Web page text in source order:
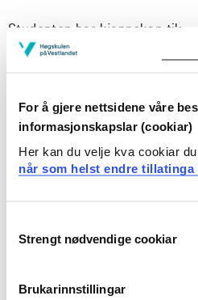
For å gjere nettsidene våre
informasjonskapslar (cookiar)
Her kan du velje kva cookiar
når som helst endre tillatinga
Selection
Strengt nødvendige cookiar
Brukarinnstillingar
Studenten har kjennskap til:
funksjon og arkitektur til et
metoder for verifisering og
standard prosjektmetodikk.
Studenten kan anvende og
for å identifisere,
løse oppgaver knyttet til
på en systematisk måte.